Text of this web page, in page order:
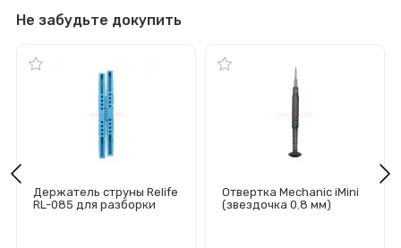
Не забудьте докупить
Держатель струны Relife
RL-085 для разборки
Отвертка Mechanic iMini
(звездочка 0.8 мм)